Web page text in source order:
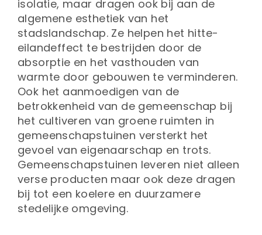
isolatie, maar dragen ook bij aan de
algemene esthetiek van het
stadslandschap. Ze helpen het hitte-
eilandeffect te bestrijden door de
absorptie en het vasthouden van
warmte door gebouwen te verminderen.
Ook het aanmoedigen van de
betrokkenheid van de gemeenschap bij
het cultiveren van groene ruimten in
gemeenschapstuinen versterkt het
gevoel van eigenaarschap en trots.
Gemeenschapstuinen leveren niet alleen
verse producten maar ook deze dragen
bij tot een koelere en duurzamere
stedelijke omgeving.